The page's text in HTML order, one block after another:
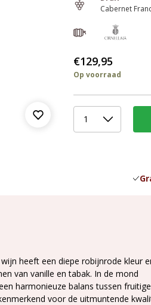
Cabernet
€129,95
Op voorraad
heeft een diepe robijnrode kleur
van vanille en tabak. In de mond
harmonieuze balans tussen fruitige
voor de uitmuntende